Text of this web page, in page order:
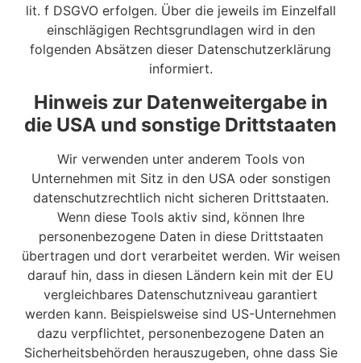
lit. f DSGVO erfolgen. Über die jeweils im Einzelfall
einschlägigen Rechtsgrundlagen wird in den
folgenden Absätzen dieser Datenschutzerklärung
informiert.
Hinweis zur Datenweitergabe in
die USA und sonstige Drittstaaten
Wir verwenden unter anderem Tools von
Unternehmen mit Sitz in den USA oder sonstigen
datenschutzrechtlich nicht sicheren Drittstaaten.
Wenn diese Tools aktiv sind, können Ihre
personenbezogene Daten in diese Drittstaaten
übertragen und dort verarbeitet werden. Wir weisen
darauf hin, dass in diesen Ländern kein mit der EU
vergleichbares Datenschutzniveau garantiert
werden kann. Beispielsweise sind US-Unternehmen
dazu verpflichtet, personenbezogene Daten an
Sicherheitsbehörden herauszugeben, ohne dass Sie